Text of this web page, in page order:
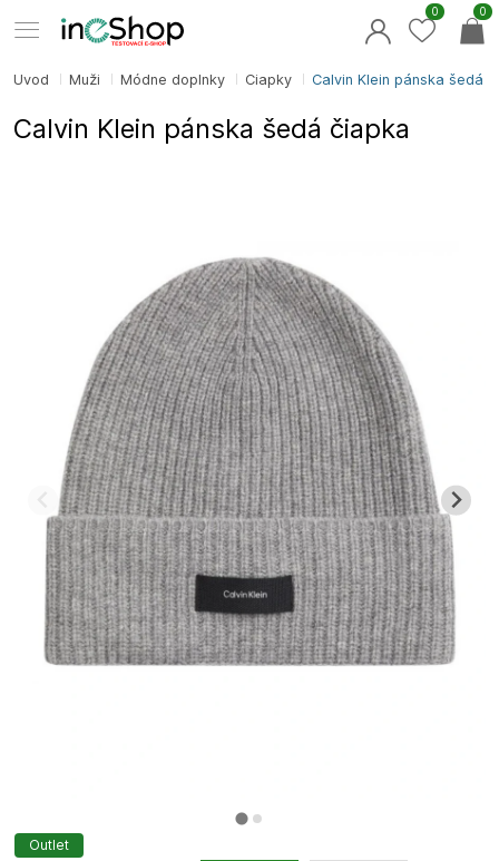
Úvod Muži Módne doplnky Čiapky Calvin Klein pánska šedá
Calvin Klein pánska šedá čiapka
Outlet
0
0